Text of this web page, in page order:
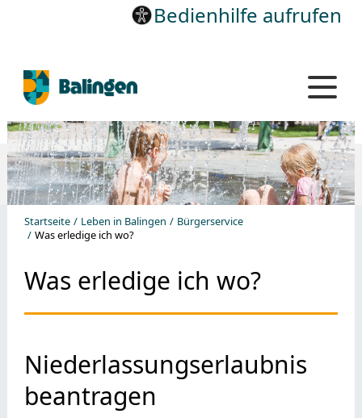
Bedienhilfe aufrufen
Startseite Leben in Balingen
Bürgerservice
Was erledige ich wo?
Was erledige ich wo?
Niederlassungserlaubnis
beantragen